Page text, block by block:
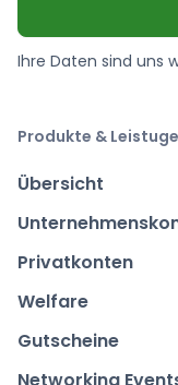
Ihre Daten sind uns
Produkte &
Übersicht
Privatkonten
Welfare
Gutscheine